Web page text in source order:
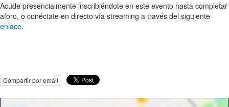
Acude presencialmente inscribiéndote en este evento hasta completar
aforo, o conéctate en directo vía streaming a través del siguiente
enlace.
Compartir por email